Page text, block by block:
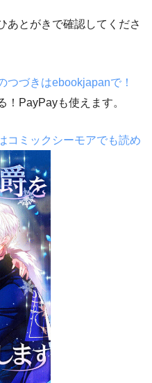
あとがきで確認してくださ
づきはebookjapanで！
PayPayも使えます。
コミックシーモアでも読め